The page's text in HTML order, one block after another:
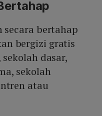
bertahap
bergizi gratis
dasar,
sekolah
atau